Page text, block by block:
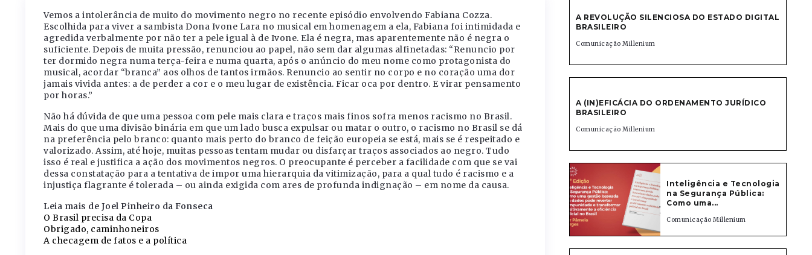
Vemos a intolerância de muito do movimento negro no recente episódio envolvendo Fabiana Cozza.
Escolhida para viver a sambista Dona Ivone Lara no musical em homenagem a ela, Fabiana foi intimidada e
agredida verbalmente por não ter a pele igual à de Ivone. Ela é negra, mas aparentemente não é negra o
suficiente. Depois de muita pressão, renunciou ao papel, não sem dar algumas alfinetadas: “Renuncio por
ter dormido negra numa terça-feira e numa quarta, após o anúncio do meu nome como protagonista do
musical, acordar “branca” aos olhos de tantos irmãos. Renuncio ao sentir no corpo e no coração uma dor
jamais vivida antes: a de perder a cor e o meu lugar de existência. Ficar oca por dentro. E virar pensamento
por horas.”
Não há dúvida de que uma pessoa com pele mais clara e traços mais finos sofra menos racismo no Brasil.
Mais do que uma divisão binária em que um lado busca expulsar ou matar o outro, o racismo no Brasil se dá
na preferência pelo branco: quanto mais perto do branco de feição europeia se está, mais se é respeitado e
valorizado. Assim, até hoje, muitas pessoas tentam mudar ou disfarçar traços associados ao negro. Tudo
isso é real e justifica a ação dos movimentos negros. O preocupante é perceber a facilidade com que se vai
dessa constatação para a tentativa de impor uma hierarquia da vitimização, para a qual tudo é racismo e a
injustiça flagrante é tolerada – ou ainda exigida com ares de profunda indignação – em nome da causa.
Leia mais de Joel Pinheiro da Fonseca
O Brasil precisa da Copa
Obrigado, caminhoneiros
A checagem de fatos e a política
A REVOLUÇÃO SILENCIOSA DO ESTADO DIGITAL
BRASILEIRO
Comunicação Millenium
A (IN)EFICÁCIA DO ORDENAMENTO JURÍDICO
BRASILEIRO
Comunicação Millenium
Inteligência e Tecnologia
na Segurança Pública:
Como uma...
Comunicação Millenium